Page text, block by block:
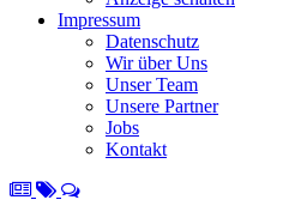
Impressum
Datenschutz
Wir über Uns
Unser Team
Unsere Partner
Jobs
Kontakt